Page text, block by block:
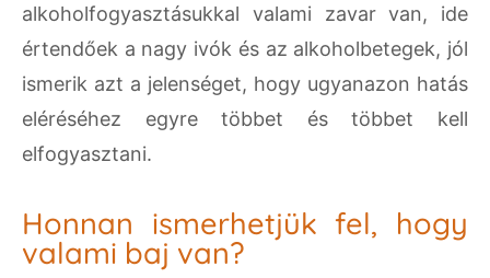
alkoholfogyasztásukkal valami zavar van, ide
értendőek a nagy ivók és az alkoholbetegek, jól
ismerik azt a jelenséget, hogy ugyanazon hatás
eléréséhez egyre többet és többet kell
elfogyasztani.
Honnan ismerhetjük fel, hogy
valami baj van?